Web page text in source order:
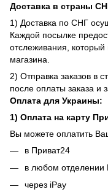
Доставка в страны
1) Доставка по СНГ
Каждой посылке
отслеживания,
магазина.
2) Отправка заказов в
после оплаты заказа и
Оплата для Украины:
1) Оплата на карту
Вы можете оплатить
в Приват24
в любом отделении
через iPay